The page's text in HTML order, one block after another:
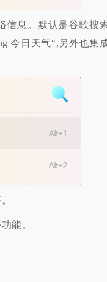
息。默认是谷歌搜索
今日天气“,另外也集
能。